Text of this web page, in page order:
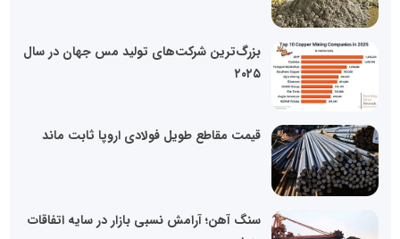
بزرگ‌ترین شرکت‌های تولید مس جهان در سال
۲۰۲۵
قیمت مقاطع طویل فولادی اروپا ثابت ماند
سنگ آهن؛ آرامش نسبی بازار در سایه اتفاقات